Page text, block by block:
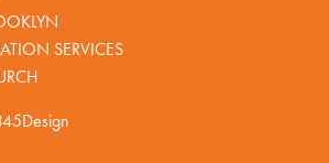
SERVICES